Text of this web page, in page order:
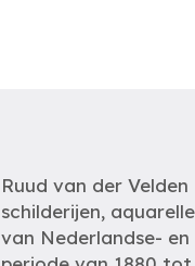
Ruud van der
schilderijen,
van Nederlandse-